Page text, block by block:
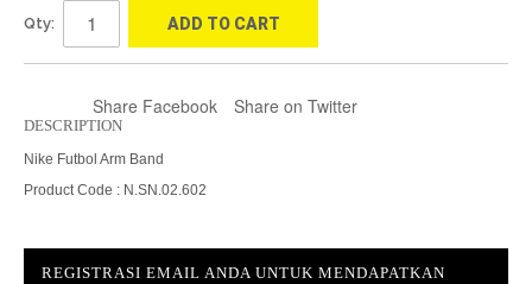
Qty: ADD TO CART
Share Facebook Share on Twitter
DESCRIPTION
Nike Futbol Arm Band
Product Code : N.SN.02.602
REGISTRASI EMAIL ANDA UNTUK MENDAPATKAN